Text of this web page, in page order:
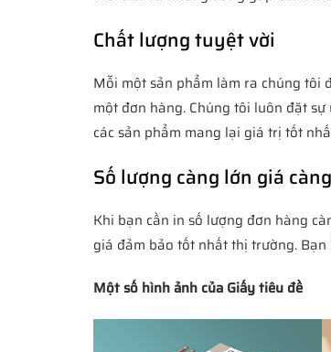
Chất lượng tuyệt vời
Mỗi một sản phẩm làm ra chúng tôi
một đơn hàng. Chúng tôi luôn đặt
các sản phẩm mang lại giá trị tốt
Số lượng càng lớn giá
Khi bạn cần in số lượng đơn hàng
giá đảm bảo tốt nhất thị trường.
Một số hình ảnh của Giấy tiêu đề